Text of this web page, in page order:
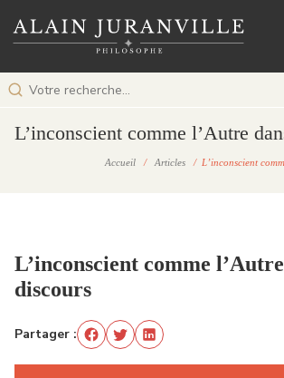
L’inconscient comme l’Autre
Accueil /Articles / L’inconscient
L’inconscient comme
discours
Partager :